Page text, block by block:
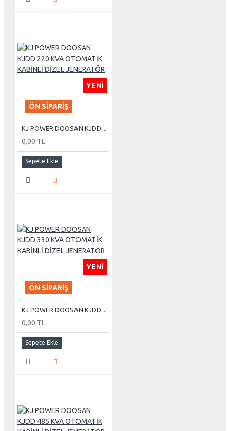
YENI
ÖN SIPARIŞ
KJ POWER DOOSAN KJDD 220 KVA OTOMATİK KABİNLİ DİZEL JENERATÖR
0,00 TL
Sepete Ekle
YENI
ÖN SIPARIŞ
KJ POWER DOOSAN KJDD 330 KVA OTOMATİK KABİNLİ DİZEL JENERATÖR
0,00 TL
Sepete Ekle